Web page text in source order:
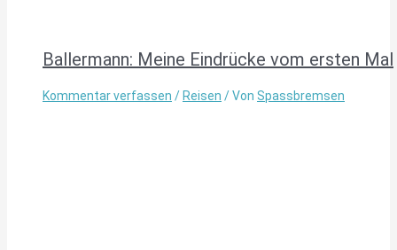
Ballermann: Meine Eindrücke vom ersten Mal
Kommentar verfassen / Reisen / Von Spassbremsen